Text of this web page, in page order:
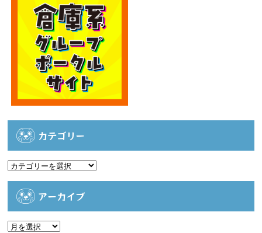
カテゴリー
カ
アーカイブ
ア